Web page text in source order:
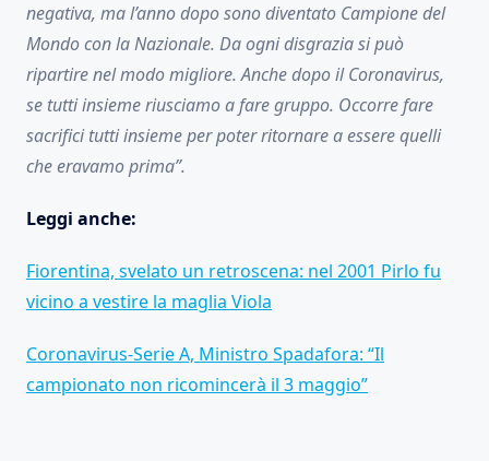
negativa, ma l’anno dopo sono diventato Campione del
Mondo con la Nazionale. Da ogni disgrazia si può
ripartire nel modo migliore. Anche dopo il Coronavirus,
se tutti insieme riusciamo a fare gruppo. Occorre fare
sacrifici tutti insieme per poter ritornare a essere quelli
che eravamo prima”.
Leggi anche:
Fiorentina, svelato un retroscena: nel 2001 Pirlo fu
vicino a vestire la maglia Viola
Coronavirus-Serie A, Ministro Spadafora: “Il
campionato non ricomincerà il 3 maggio”